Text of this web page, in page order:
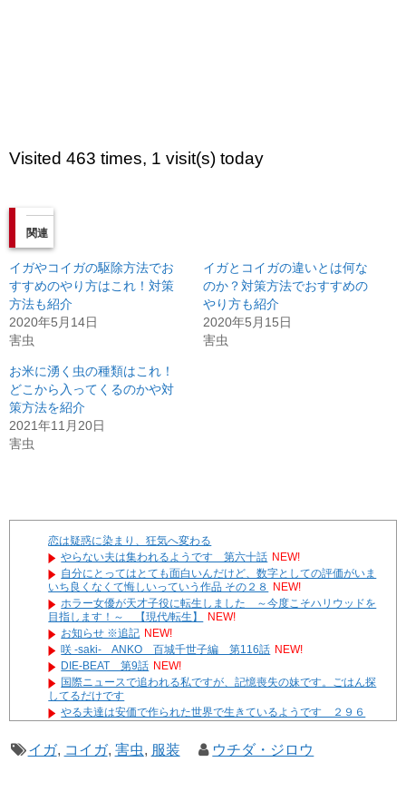
Visited 463 times, 1 visit(s) today
関連
イガやコイガの駆除方法でお
すすめのやり方はこれ！対策
方法も紹介
2020年5月14日
害虫
イガとコイガの違いとは何な
のか？対策方法でおすすめの
やり方も紹介
2020年5月15日
害虫
お米に湧く虫の種類はこれ！
どこから入ってくるのかや対
策方法を紹介
2021年11月20日
害虫
恋は疑惑に染まり、狂気へ変わる
やらない夫は集われるようです 第六十話 NEW!
自分にとってはとても面白いんだけど、数字としての評価がいま
いち良くなくて悔しいっていう作品 その２８
NEW!
ホラー女優が天才子役に転生しました ～今度こそハリウッドを
目指します！～ 【現代/転生】
NEW!
お知らせ ※追記 NEW!
咲 -saki- ANKO 百城千世子編 第116話 NEW!
DIE-BEAT 第9話 NEW!
国際ニュースで追われる私ですが、記憶喪失の妹です。ごはん探
してるだけです
やる夫達は安価で作られた世界で生きているようです ２９６
遊☆戯☆王G-WITCH！～水星のクソたぬき～ あとがき
イガ, コイガ, 害虫, 服装 ウチダ・ジロウ